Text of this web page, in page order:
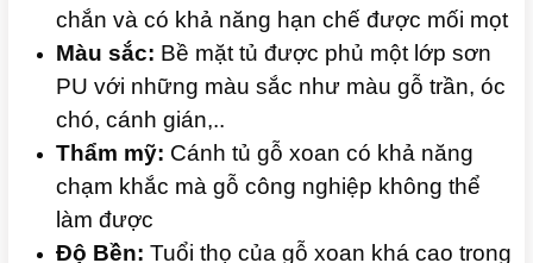
chắn và có khả năng hạn chế được mối mọt
Màu sắc: Bề mặt tủ được phủ một lớp sơn
PU với những màu sắc như màu gỗ trần, óc
chó, cánh gián,..
Thẩm mỹ: Cánh tủ gỗ xoan có khả năng
chạm khắc mà gỗ công nghiệp không thể
làm được
Độ Bền: Tuổi thọ của gỗ xoan khá cao trong